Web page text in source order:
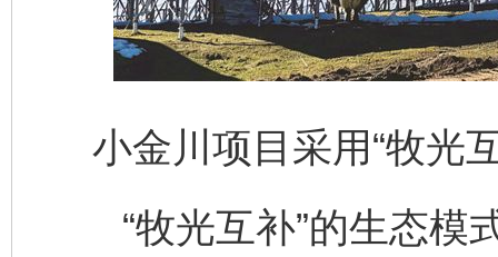
小金川项目采用“牧光
“牧光互补”的生态模